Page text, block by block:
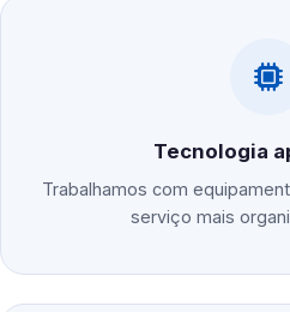
Tecnologia
Trabalhamos com
serviço mais